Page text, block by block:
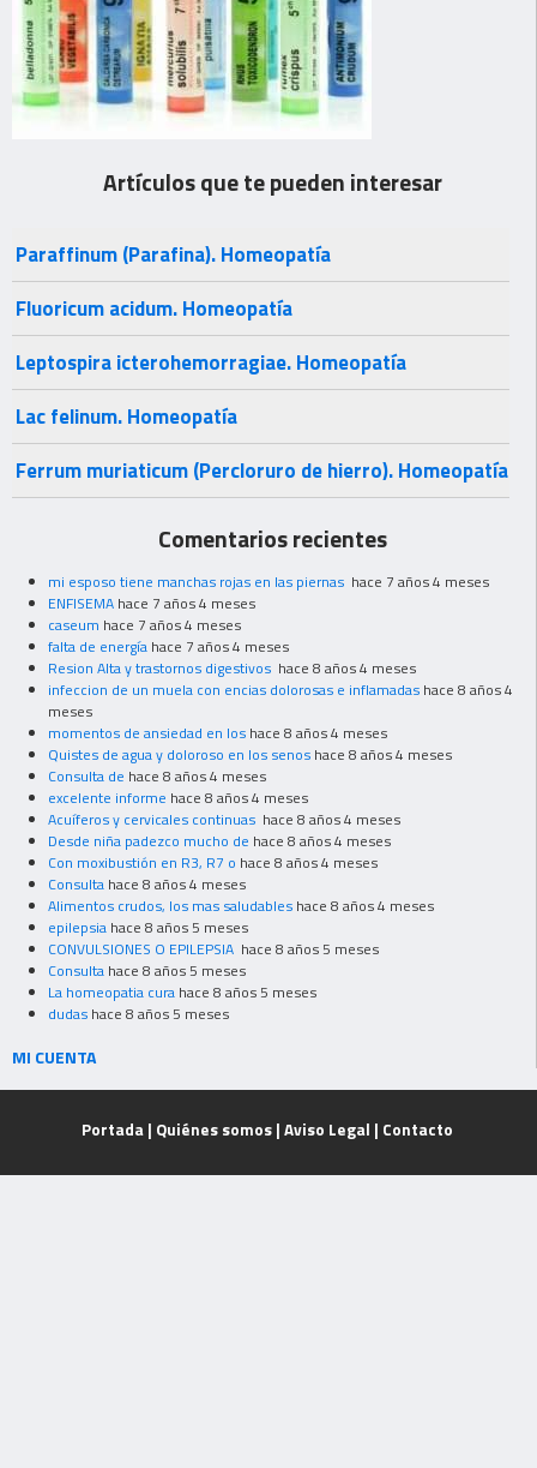
Artículos que te pueden interesar
Paraffinum (Parafina). Homeopatía
Fluoricum acidum. Homeopatía
Leptospira icterohemorragiae. Homeopatía
Lac felinum. Homeopatía
Ferrum muriaticum (Percloruro de hierro). Homeopatía
Comentarios recientes
mi esposo tiene manchas rojas en las piernas hace 7 años 4 meses
ENFISEMA hace 7 años 4 meses
caseum hace 7 años 4 meses
falta de energía hace 7 años 4 meses
Resion Alta y trastornos digestivos hace 8 años 4 meses
infeccion de un muela con encias dolorosas e inflamadas hace 8 años 4
meses
momentos de ansiedad en los hace 8 años 4 meses
Quistes de agua y doloroso en los senos hace 8 años 4 meses
Consulta de hace 8 años 4 meses
excelente informe hace 8 años 4 meses
Acuíferos y cervicales continuas hace 8 años 4 meses
Desde niña padezco mucho de hace 8 años 4 meses
Con moxibustión en R3, R7 o hace 8 años 4 meses
Consulta hace 8 años 4 meses
Alimentos crudos, los mas saludables hace 8 años 4 meses
epilepsia hace 8 años 5 meses
CONVULSIONES O EPILEPSIA hace 8 años 5 meses
Consulta hace 8 años 5 meses
La homeopatia cura hace 8 años 5 meses
dudas hace 8 años 5 meses
MI CUENTA
Portada | Quiénes somos| Aviso Legal | Contacto